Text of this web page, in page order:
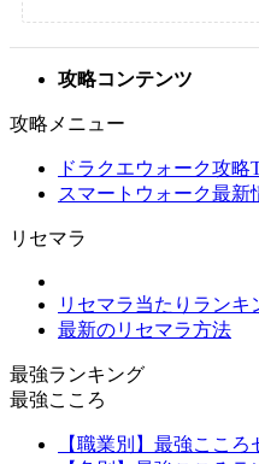
攻略コンテンツ
攻略メニュー
ドラクエウォーク攻略
スマートウォーク最新
リセマラ
リセマラ当たりランキ
最新のリセマラ方法
最強ランキング
最強こころ
【職業別】最強こころ